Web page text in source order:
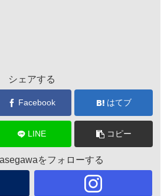
シェアする
Facebook はてブ
LINE コピー
をフォローする